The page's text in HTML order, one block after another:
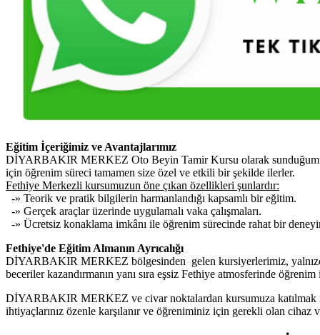
Eğitim İçeriğimiz ve Avantajlarımız
DİYARBAKIR MERKEZ Oto Beyin Tamir Kursu olarak
için öğrenim süreci tamamen size özel ve etkili bir şekilde ilerler.
Fethiye Merkezli kursumuzun öne çıkan özellikleri şunlardır:
-» Teorik ve pratik bilgilerin harmanlandığı kapsamlı bir eğitim.
-» Gerçek araçlar üzerinde uygulamalı vaka çalışmaları.
-» Ücretsiz konaklama imkânı ile öğrenim sürecinde rahat bir
Fethiye'de Eğitim Almanın Ayrıcalığı
DİYARBAKIR MERKEZ bölgesinden gelen kursiyerlerimiz,
beceriler kazandırmanın yanı sıra eşsiz Fethiye atmosferinde öğrenim
DİYARBAKIR MERKEZ ve civar noktalardan kursumuza katılmak
ihtiyaçlarınız özenle karşılanır ve öğreniminiz için gerekli olan cihaz